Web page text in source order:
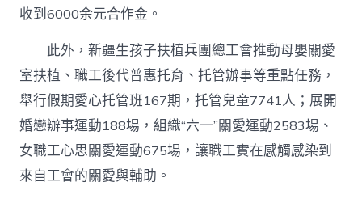
收到6000余元合作金。
此外，新疆生孩子扶植兵團總工會推動母嬰關愛
室扶植、職工後代普惠托育、托管辦事等重點任務，
舉行假期愛心托管班167期，托管兒童7741人；展開
婚戀辦事運動188場，組織“六一”關愛運動2583場、
女職工心思關愛運動675場，讓職工實在感觸感染到
來自工會的關愛與輔助。